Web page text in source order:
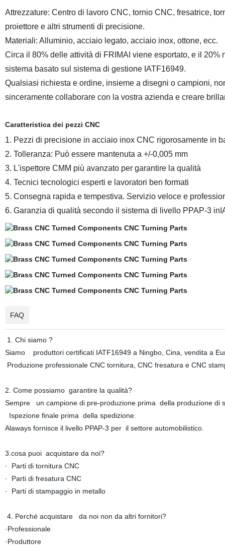
Attrezzature: Centro di lavoro CNC, tornio CNC, fresatrice,
proiettore e altri strumenti di precisione.
Materiali: Alluminio, acciaio legato, acciaio inox, ottone, ecc.
Circa il 80% delle attività di FRIMAI viene esportato, e il
sistema basato sul sistema di gestione IATF16949.
Qualsiasi richiesta e ordine, insieme a disegni o campioni,
sinceramente collaborare con la vostra azienda e creare
Caratteristica dei pezzi CNC
1. Pezzi di precisione in acciaio inox CNC rigorosamente in
2. Tolleranza: Può essere mantenuta a +/-0,005 mm
3. L'ispettore CMM più avanzato per garantire la qualità
4. Tecnici tecnologici esperti e lavoratori ben formati
5. Consegna rapida e tempestiva. Servizio veloce e
6. Garanzia di qualità secondo il sistema di livello PPAP-3
FAQ
1. Chi siamo ?
Siamo produttori certificati IATF16949 a Ningbo, Cina, vendita a
Produzione professionale CNC tornitura, CNC fresatura e CNC
2. Come possiamo garantire la qualità?
Sempre un campione di pre-produzione prima della produzione di
Ispezione finale prima della spedizione.
Alaways fornisce il livello PPAP-3 per il settore automobilistico.
3.cosa puoi acquistare da noi?
· Parti di tornitura CNC
· Parti di fresatura CNC
· Parti di stampaggio in metallo
4. Perché acquistare da noi non da altri fornitori?
·Professionale
·Produttore